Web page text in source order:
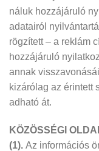
náluk hozzájáruló
adatairól
rögzített – a reklám
hozzájáruló
annak
kizárólag az érintett
adható át.
KÖZÖSSÉGI
(1). Az információs